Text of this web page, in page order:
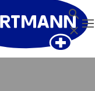
Zoeken
Sluit